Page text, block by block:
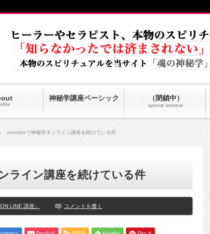
神秘学講座ベーシック （閉鎖中）
special seminar
youtubeで神秘学オンライン講座を続けている件
ライン講座を続けている件
LINE 講座』 コメントを書く